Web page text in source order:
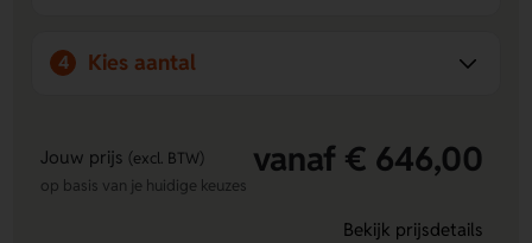
4 Kies aantal
Jouw prijs (excl. BTW) vanaf € 646,00
op basis van je huidige keuzes
Bekijk prijsdetails